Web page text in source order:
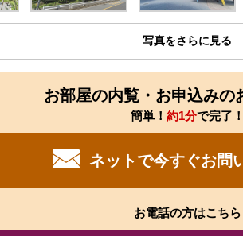
写真をさらに見る
お部屋の内覧・お申込みの
簡単！ 約1分で完了！
ネットで今すぐお問
お電話の方はこちら